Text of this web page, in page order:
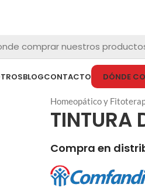
comprar nuestros
BLOGCONTACTO DÓNDE
Homeopático y
TINTURA
Compra en